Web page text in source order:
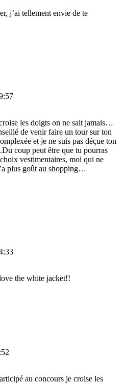
j’ai tellement envie de te
les doigts on ne sait jamais…
de venir faire un tour sur ton
et je ne suis pas déçue ton
coup peut être que tu pourras
vestimentaires, moi qui ne
plus goût au shopping…
the white jacket!!
au concours je croise les